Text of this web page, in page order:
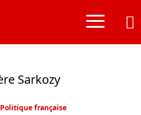
≡
Politique française